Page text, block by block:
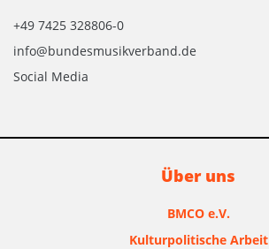
+49 7425 328806-0
info@bundesmusikverband.de
Social Media
Über uns
BMCO e.V.
Kulturpolitische Arbeit